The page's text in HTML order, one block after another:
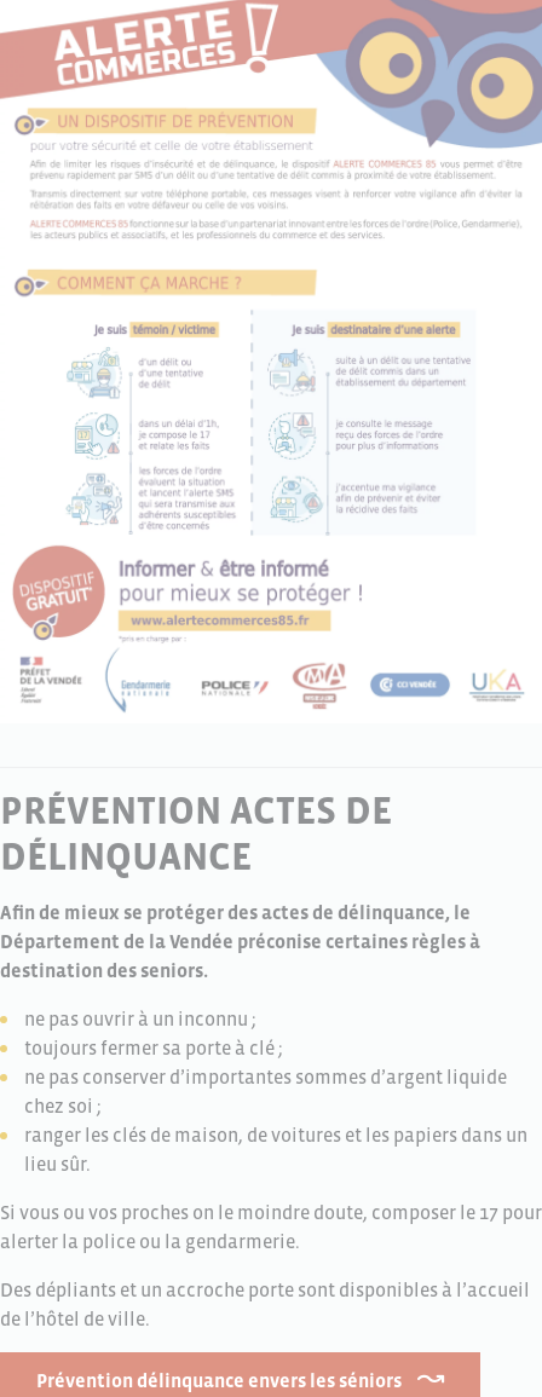
PRÉVENTION ACTES DE
DÉLINQUANCE
Afin de mieux se protéger des actes de délinquance, le
Département de la Vendée préconise certaines règles à
destination des seniors.
ne pas ouvrir à un inconnu ;
toujours fermer sa porte à clé ;
ne pas conserver d’importantes sommes d’argent liquide
chez soi ;
ranger les clés de maison, de voitures et les papiers dans un
lieu sûr.
Si vous ou vos proches on le moindre doute, composer le 17 pour
alerter la police ou la gendarmerie.
Des dépliants et un accroche porte sont disponibles à l’accueil
de l’hôtel de ville.
Prévention délinquance envers les séniors